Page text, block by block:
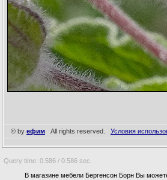
© by ефим All rights reserved. Условия
Query time: 0.586 / 0.586 sec.
В магазине мебели Бергенсон Борн Вы